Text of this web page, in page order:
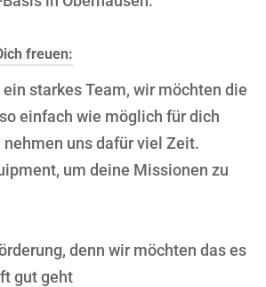
freuen:
starkes Team, wir möchten die
einfach wie möglich für dich
uns dafür viel Zeit.
um deine Missionen zu
denn wir möchten das es
gut geht